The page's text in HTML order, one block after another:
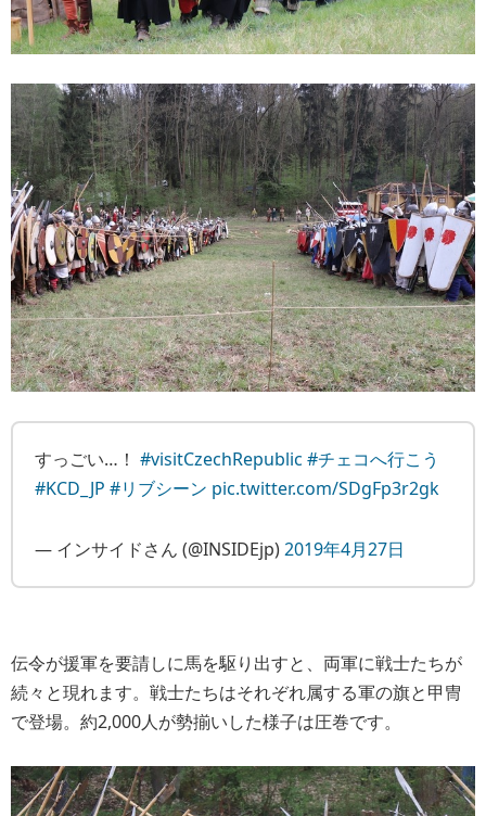
すっごい…！ #visitCzechRepublic #チェコへ行こう
#KCD_JP #リブシーン pic.twitter.com/SDgFp3r2gk
— インサイドさん (@INSIDEjp)2019年4月27日
伝令が援軍を要請しに馬を駆り出すと、両軍に戦士たちが
続々と現れます。戦士たちはそれぞれ属する軍の旗と甲冑
で登場。約2,000人が勢揃いした様子は圧巻です。